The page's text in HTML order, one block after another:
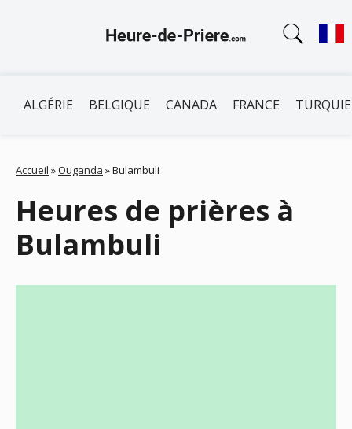
ALGÉRIE BELGIQUE CANADA FRANCE TURQUIE
Accueil »Ouganda »Bulambuli
Heures de prières à
Bulambuli